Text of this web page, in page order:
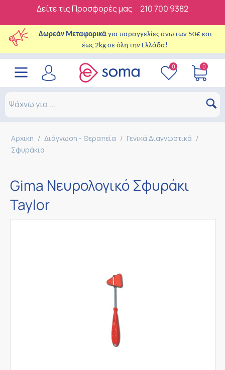
Δείτε τις Προσφορές μας 210 700 9382
Δωρεάν Μεταφορικά για παραγγελίες άνω των 50€ και
έως 2kg σε όλη την Ελλάδα!
0 0
Αρχική / Διάγνωση - Θεραπεία / Γενικά Διαγνωστικά /
Σφυράκια
Gima Νευρολογικό Σφυράκι
Taylor